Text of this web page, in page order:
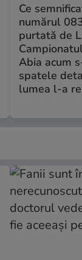
Ce
numărul
purtată de
Abia acum
spatele
lumea l-a